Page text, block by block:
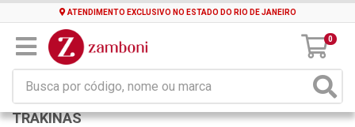
ATENDIMENTO EXCLUSIVO NO ESTADO DO RIO DE JANEIRO
0
TRAKINAS